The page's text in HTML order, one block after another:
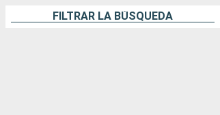
FILTRAR LA BÚSQUEDA